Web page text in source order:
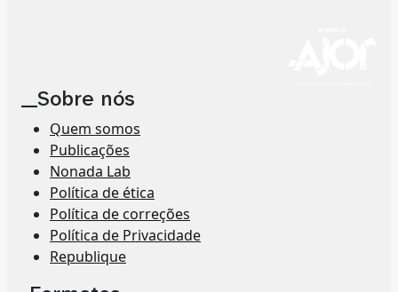
__Sobre nós
Quem somos
Publicações
Nonada Lab
Política de ética
Política de correções
Política de Privacidade
Republique